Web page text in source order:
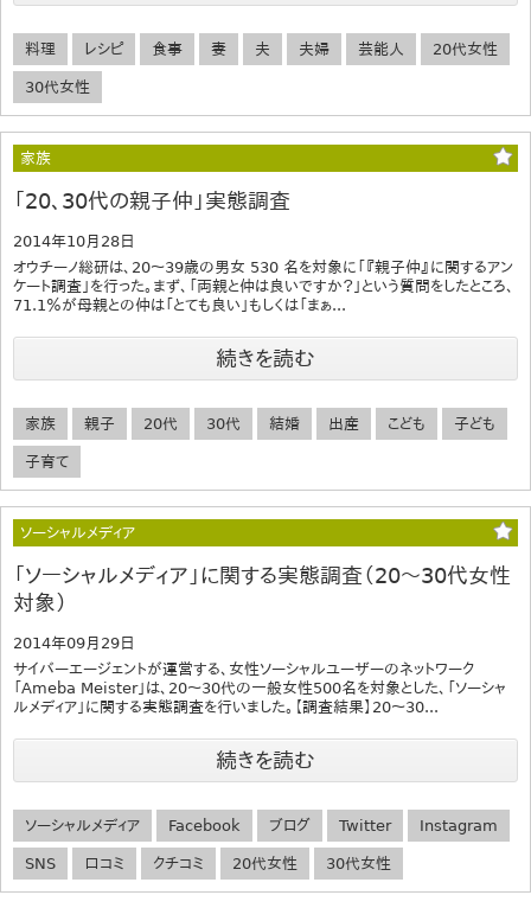
料理 レシピ 食事 妻 夫 夫婦 芸能人 20代女性
30代女性
家族
「20、30代の親子仲」実態調査
2014年10月28日
オウチーノ総研は、20～39歳の男女 530 名を対象に「『親子仲』に関するアン
ケート調査」を行った。まず、「両親と仲は良いですか？」という質問をしたところ、
71.1％が母親との仲は「とても良い」もしくは「まぁ...
続きを読む
家族 親子 20代 30代 結婚 出産 こども 子ども
子育て
ソーシャルメディア
「ソーシャルメディア」に関する実態調査（20～30代女性
対象）
2014年09月29日
サイバーエージェントが運営する、女性ソーシャルユーザーのネットワーク
「Ameba Meister」は、20～30代の一般女性500名を対象とした、「ソーシャ
ルメディア」に関する実態調査を行いました。【調査結果】20～30...
続きを読む
ソーシャルメディア Facebook ブログ Twitter Instagram
SNS 口コミ クチコミ 20代女性 30代女性